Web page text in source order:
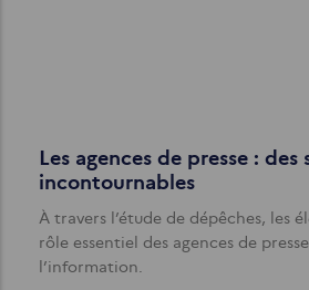
Les agences de presse : des
incontournables
À travers l’étude de dépêches, les
rôle essentiel des agences de
l’information.